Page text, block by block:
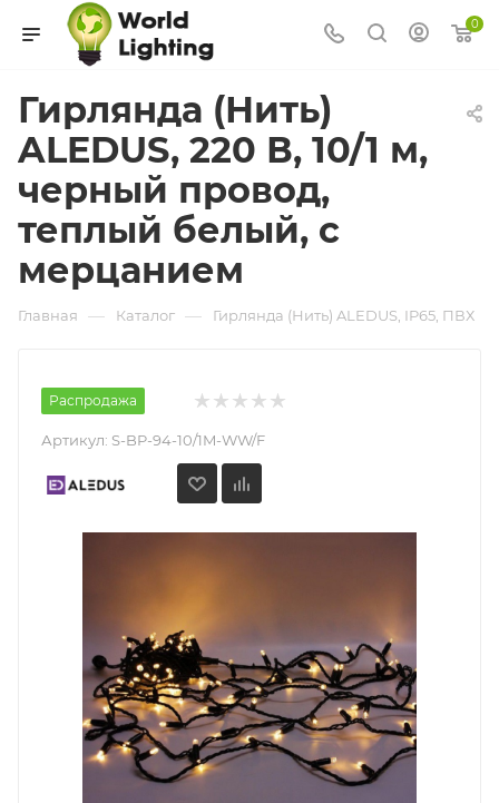
0
Гирлянда (Нить)
ALEDUS, 220 В, 10/1 м,
черный провод,
теплый белый, с
мерцанием
Главная — Каталог — Гирлянда (Нить) ALEDUS, IP65, ПВХ
Распродажа
Артикул: S-BP-94-10/1M-WW/F